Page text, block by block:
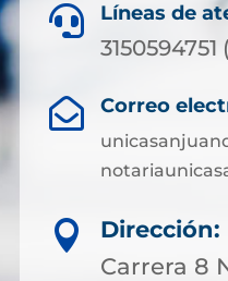
 Líneas de
 Correo

Dirección:
Carrera 8